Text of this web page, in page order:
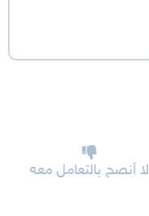
لا أنصح بالتعامل معه